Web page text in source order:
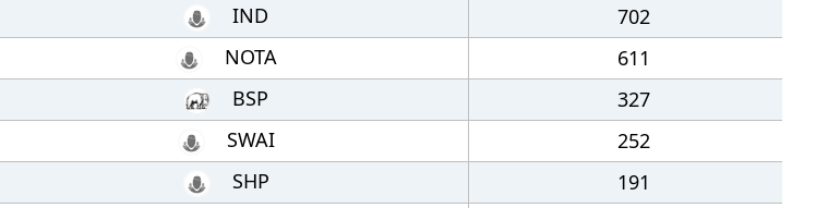
IND
702
NOTA
611
BSP
327
SWAI
252
SHP
191